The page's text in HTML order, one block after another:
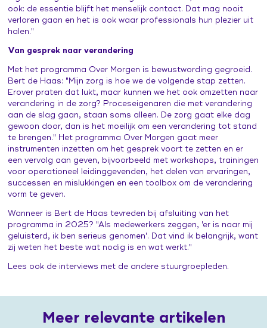
ook: de essentie blijft het menselijk contact. Dat mag nooit
verloren gaan en het is ook waar professionals hun plezier uit
halen."
Van gesprek naar verandering
Met het programma Over Morgen is bewustwording gegroeid.
Bert de Haas: "Mijn zorg is hoe we de volgende stap zetten.
Erover praten dat lukt, maar kunnen we het ook omzetten naar
verandering in de zorg? Proceseigenaren die met verandering
aan de slag gaan, staan soms alleen. De zorg gaat elke dag
gewoon door, dan is het moeilijk om een verandering tot stand
te brengen." Het programma Over Morgen gaat meer
instrumenten inzetten om het gesprek voort te zetten en er
een vervolg aan geven, bijvoorbeeld met workshops, trainingen
voor operationeel leidinggevenden, het delen van ervaringen,
successen en mislukkingen en een toolbox om de verandering
vorm te geven.
Wanneer is Bert de Haas tevreden bij afsluiting van het
programma in 2025? "Als medewerkers zeggen, 'er is naar mij
geluisterd, ik ben serieus genomen'. Dat vind ik belangrijk, want
zij weten het beste wat nodig is en wat werkt."
Lees ook de interviews met de andere stuurgroepleden.
Meer relevante artikelen